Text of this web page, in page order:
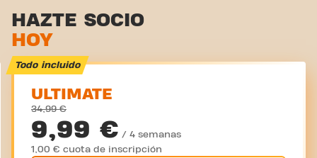
HAZTE SOCIO
HOY
Todo incluido
ULTIMATE
34,99 €
9,99 € / 4 semanas
1,00 € cuota de inscripción